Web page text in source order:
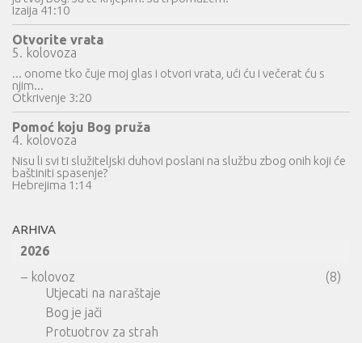
Izaija 41:10
Otvorite vrata
5. kolovoza
... onome tko čuje moj glas i otvori vrata, ući ću i večerat ću s
njim...
Otkrivenje 3:20
Pomoć koju Bog pruža
4. kolovoza
Nisu li svi ti služiteljski duhovi poslani na službu zbog onih koji će
baštiniti spasenje?
Hebrejima 1:14
ARHIVA
2026
– kolovoz
(8)
Utjecati na naraštaje
Bog je jači
Protuotrov za strah